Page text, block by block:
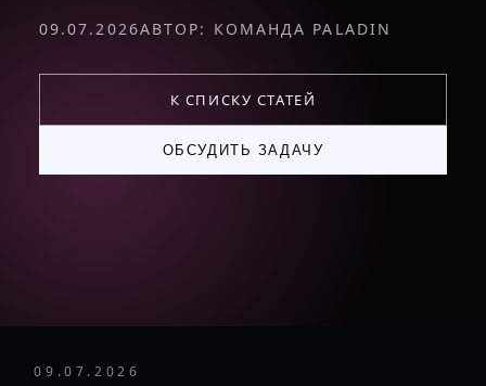
09.07.2026АВТОР: КОМАНДА PALADIN
К СПИСКУ СТАТЕЙ
ОБСУДИТЬ ЗАДАЧУ
09.07.2026